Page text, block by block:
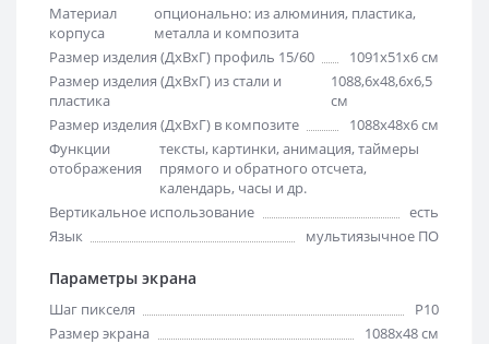
Материал
корпуса
опционально: из алюминия, пластика,
металла и композита
Размер изделия (ДхВхГ) профиль 15/60
1091х51х6 см
Размер изделия (ДхВхГ) из стали и
пластика
1088,6х48,6х6,5
см
Размер изделия (ДхВхГ) в композите
1088х48х6 см
Функции
отображения
тексты, картинки, анимация, таймеры
прямого и обратного отсчета,
календарь, часы и др.
Вертикальное использование
есть
Язык
мультиязычное ПО
Параметры экрана
Шаг пикселя
Р10
Размер экрана
1088х48 см